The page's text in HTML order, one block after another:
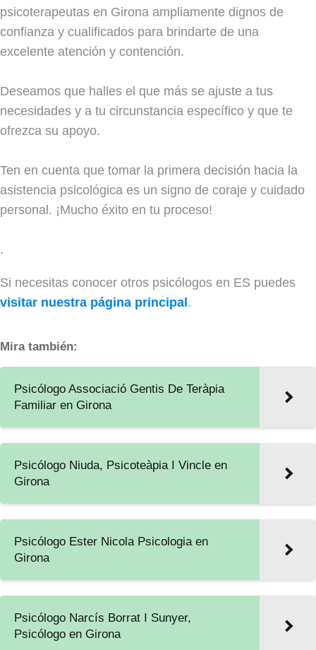
psicoterapeutas en Girona ampliamente dignos de
confianza y cualificados para brindarte de una
excelente atención y contención.
Deseamos que halles el que más se ajuste a tus
necesidades y a tu circunstancia específico y que te
ofrezca su apoyo.
Ten en cuenta que tomar la primera decisión hacia la
asistencia psicológica es un signo de coraje y cuidado
personal. ¡Mucho éxito en tu proceso!
.
Si necesitas conocer otros psicólogos en ES puedes
visitar nuestra página principal.
Mira también:
Psicólogo Associació Gentis De Teràpia
Familiar en Girona
Psicólogo Niuda, Psicoteàpia I Vincle en
Girona
Psicólogo Ester Nicola Psicologia en
Girona
Psicólogo Narcís Borrat I Sunyer,
Psicólogo en Girona